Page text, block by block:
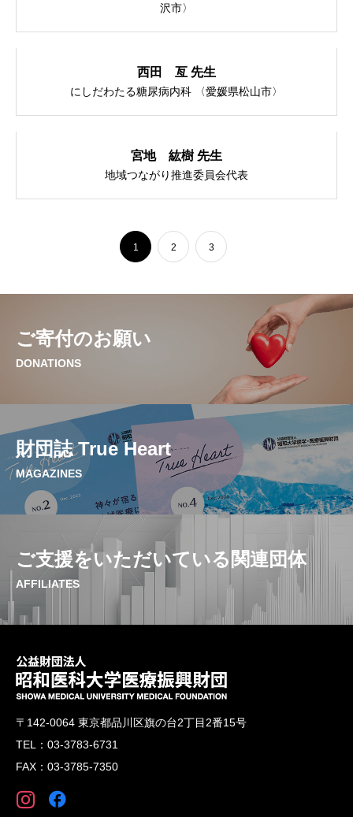
お問い合わせ・アクセス
沢市〉
西田 亙 先生
にしだわたる糖尿病内科 〈愛媛県松山市〉
宮地 紘樹 先生
地域つながり推進委員会代表
1 2 3
ご寄付のお願い
DONATIONS
財団誌 True Heart
MAGAZINES
ご支援をいただいている関連団体
AFFILIATES
〒142-0064 東京都品川区旗の台2丁目2番15号
TEL：03-3783-6731
FAX：03-3785-7350